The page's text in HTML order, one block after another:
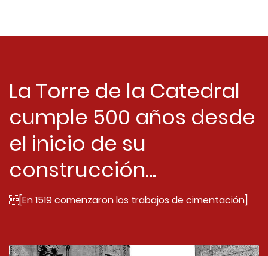
La Torre de la Catedral
cumple 500 años desde
el inicio de su
construcción...
[En 1519 comenzaron los trabajos de cimentación]